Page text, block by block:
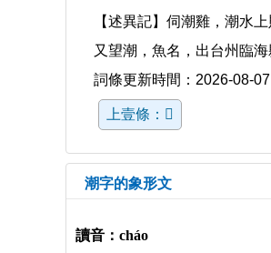
【述異記】伺潮雞，潮水上
又望潮，魚名，出台州臨
詞條更新時間：2026-08-07
上壹條：𡼼
潮字的象形文
讀音：cháo